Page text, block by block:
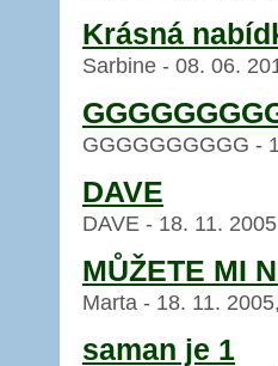
Krásná
Sarbine - 08. 06.
GGGGGGGGGG -
DAVE
DAVE - 18. 11.
MŮŽETE MI
Marta - 18. 11.
saman je 1